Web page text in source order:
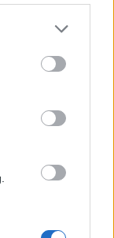
to third parties
more Google
including but
may click to
party tags to